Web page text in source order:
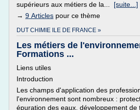
supérieurs aux métiers de la... [suite...]
→ 9 Articles pour ce thème
DUT CHIMIE ILE DE FRANCE »
Les métiers de
Formations ...
Liens utiles
Introduction
Les champs d'application des
l'environnement sont nombreux :
épuration des eaux, développement de